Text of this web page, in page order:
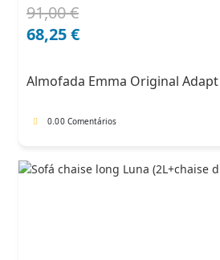
91,00€
O
preço
91,00 €.
68,25€
O
preço
68,25 €.
Almofada Emma Original Adapt
0.00 Comentários